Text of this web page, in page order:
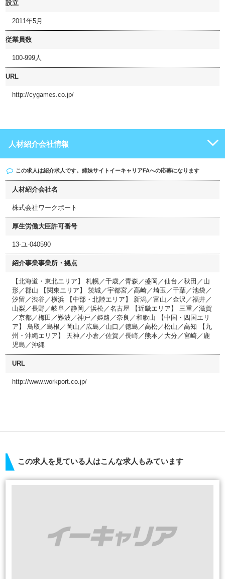
設立
2011年5月
従業員数
100-999人
URL
http://cygames.co.jp/
人材紹介会社情報
この求人は紹介求人です。姉妹サイト イーキャリアFAへの応募になります
人材紹介会社名
株式会社ワークポート
厚生労働大臣許可番号
13-ユ-040590
紹介事業事業所・拠点
【北海道・東北エリア】 札幌／千歳／青森／盛岡／仙台／秋田／山
形／郡山 【関東エリア】 茨城／宇都宮／高崎／埼玉／千葉／池袋／
汐留／渋谷／横浜 【中部・北陸エリア】 新潟／富山／金沢／福井／
山梨／長野／岐阜／静岡／浜松／名古屋 【近畿エリア】 三重／滋賀
／京都／梅田／難波／神戸／姫路／奈良／和歌山 【中国・四国エリ
ア】 鳥取／島根／岡山／広島／山口／徳島／高松／松山／高知 【九
州・沖縄エリア】 天神／小倉／佐賀／長崎／熊本／大分／宮崎／鹿
児島／沖縄
URL
http://www.workport.co.jp/
この求人を見ている人はこんな求人もみています